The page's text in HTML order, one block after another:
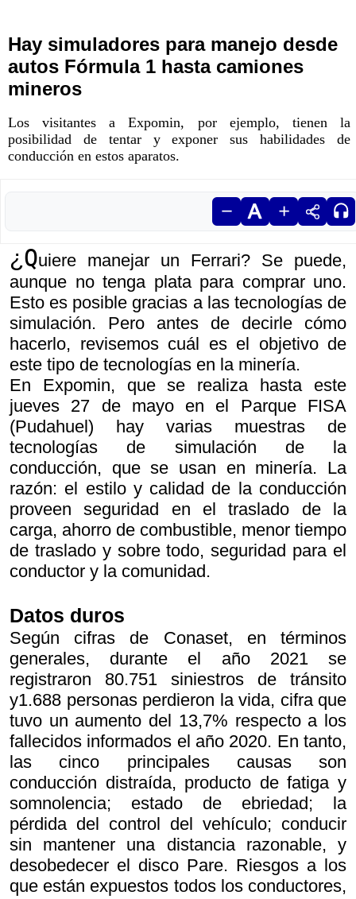
Hay simuladores para manejo desde
autos Fórmula 1 hasta camiones
mineros
Los visitantes a Expomin, por ejemplo, tienen la
posibilidad de tentar y exponer sus habilidades de
conducción en estos aparatos.
¿Quiere manejar un Ferrari? Se puede,
aunque no tenga plata para comprar uno.
Esto es posible gracias a las tecnologías de
simulación. Pero antes de decirle cómo
hacerlo, revisemos cuál es el objetivo de
este tipo de tecnologías en la minería.
En Expomin, que se realiza hasta este
jueves 27 de mayo en el Parque FISA
(Pudahuel) hay varias muestras de
tecnologías de simulación de la
conducción, que se usan en minería. La
razón: el estilo y calidad de la conducción
proveen seguridad en el traslado de la
carga, ahorro de combustible, menor tiempo
de traslado y sobre todo, seguridad para el
conductor y la comunidad.
Datos duros
Según cifras de Conaset, en términos
generales, durante el año 2021 se
registraron 80.751 siniestros de tránsito
y1.688 personas perdieron la vida, cifra que
tuvo un aumento del 13,7% respecto a los
fallecidos informados el año 2020. En tanto,
las cinco principales causas son
conducción distraída, producto de fatiga y
somnolencia; estado de ebriedad; la
pérdida del control del vehículo; conducir
sin mantener una distancia razonable, y
desobedecer el disco Pare. Riesgos a los
que están expuestos todos los conductores,